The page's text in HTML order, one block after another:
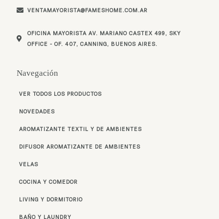
Navegación
VER TODOS LOS PRODUCTOS
NOVEDADES
AROMATIZANTE TEXTIL Y DE AMBIENTES
DIFUSOR AROMATIZANTE DE AMBIENTES
VELAS
COCINA Y COMEDOR
LIVING Y DORMITORIO
BAÑO Y LAUNDRY
VENTAMAYORISTA@FAMESHOME.COM.AR
OFICINA MAYORISTA AV. MARIANO CASTEX 499, SKY
OFFICE - OF. 407, CANNING, BUENOS AIRES.